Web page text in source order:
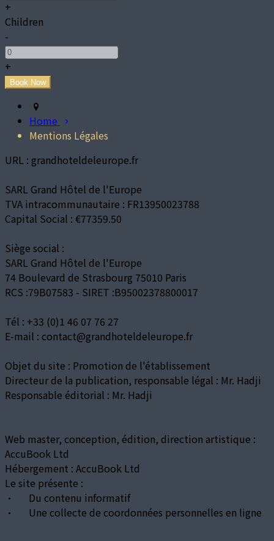
+
Children
-
+
Home
Mentions Légales
URL : grandhoteldeleurope.fr
SARL Grand Hôtel de l'Europe
TVA intracommunautaire : FR13950023788
Capital Social : €77359.50
Siège social :
SARL Grand Hôtel de l'Europe
74 Boulevard de Strasbourg 75010 Paris
RCS :79B07583 - SIRET :B95002378800017
Tél : +33 (0)1 46 07 76 27
E-mail : contact@grandhoteldeleurope.fr
Objet du site : Promotion de l'établissement
Directeur de la publication, responsable légal : Mr. Hadji
Responsable éditorial : Mr. Hadji
Web master, conception, édition, direction artistique :
AccuBook Ltd
Hébergement : AccuBook Ltd
Le site présente :
· Du contenu informatif
· Une collecte de coordonnées personnelles en ligne